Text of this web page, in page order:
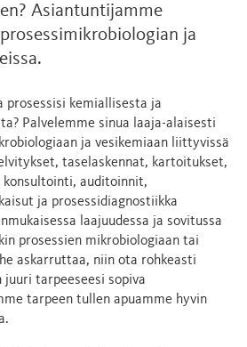
Asiantuntijamme
ja
prosessisi kemiallisesta ja
Palvelemme sinua laaja-alaisesti
ja vesikemiaan liittyvissä
taselaskennat, kartoitukset,
konsultointi, auditoinnit,
ja prosessidiagnostiikka
laajuudessa ja sovitussa
prosessien mikrobiologiaan tai
askarruttaa, niin ota rohkeasti
tarpeeseesi sopiva
tarpeen tullen apuamme hyvin